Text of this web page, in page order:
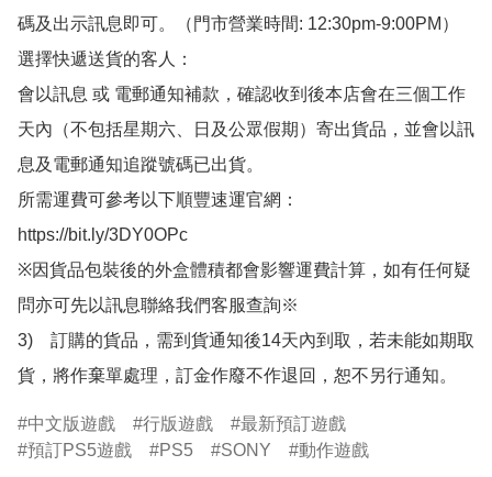
碼及出示訊息即可。（門市營業時間: 12:30pm-9:00PM）
選擇快遞送貨的客人：
會以訊息 或 電郵通知補款，確認收到後本店會在三個工作
天內（不包括星期六、日及公眾假期）寄出貨品，並會以訊
息及電郵通知追蹤號碼已出貨。
所需運費可參考以下順豐速運官網：
https://bit.ly/3DY0OPc
※因貨品包裝後的外盒體積都會影響運費計算，如有任何疑
問亦可先以訊息聯絡我們客服查詢※
3)　訂購的貨品，需到貨通知後14天內到取，若未能如期取
貨，將作棄單處理，訂金作廢不作退回，恕不另行通知。
中文版遊戲 行版遊戲
最新預訂遊戲
預訂PS5遊戲
PS5 SONY 動作遊戲